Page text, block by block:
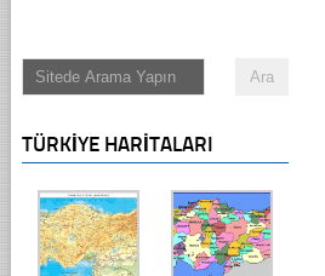
TÜRKIYE HARITALARI